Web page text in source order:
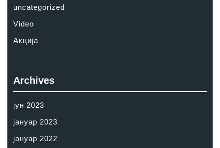
uncategorized
Video
Акција
Archives
јун 2023
јануар 2023
јануар 2022